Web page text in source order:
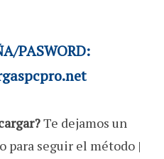
PASWORD:
Te dejamos un
para seguir el método |